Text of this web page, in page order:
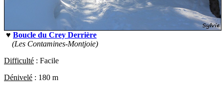
♥ Boucle du Crey Derrière
(Les Contamines-Montjoie)
Difficulté : Facile
Dénivelé : 180 m